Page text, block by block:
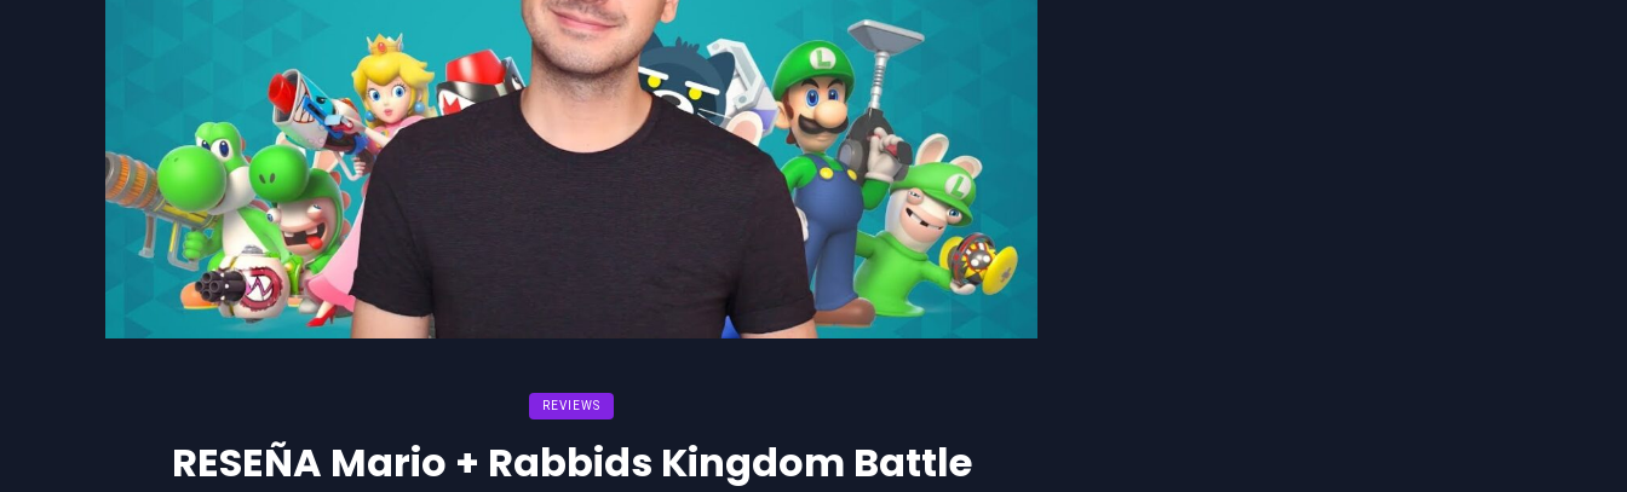
REVIEWS
RESEÑA Mario + Rabbids Kingdom Battle